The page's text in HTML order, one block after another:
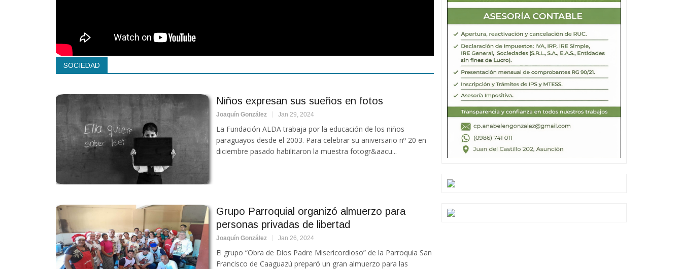
SOCIEDAD
Niños expresan sus sueños en fotos
Joaquín González Jan 29, 2024
La Fundación ALDA trabaja por la educación de los niños
paraguayos desde el 2003. Para celebrar su aniversario nº 20 en
diciembre pasado habilitaron la muestra fotogr&aacu...
Grupo Parroquial organizó almuerzo para
personas privadas de libertad
Joaquín González Jan 26, 2024
El grupo “Obra de Dios Padre Misericordioso” de la Parroquia San
Francisco de Caaguazú preparó un gran almuerzo para las